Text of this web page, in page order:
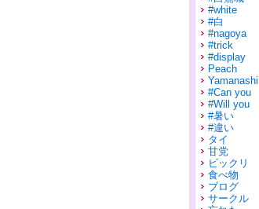
#white
#白
#nagoya
#trick
#display
Peach
Yamanashi
#Can you
#Will you
#暑い
#違い
タイ
甘党
ビックリ
食べ物
ブログ
サークル